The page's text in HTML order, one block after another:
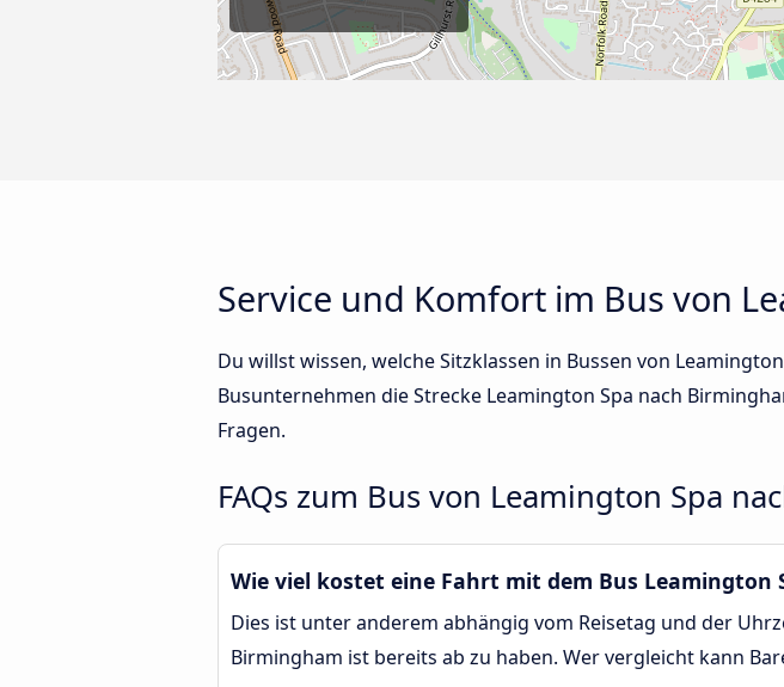
Service und Komfort im Bus von
Du willst wissen, welche Sitzklassen in Bussen von
Busunternehmen die Strecke Leamington Spa nach
Fragen.
FAQs zum Bus von Leamington Spa
Wie viel kostet eine Fahrt mit dem Bus Leamington
Dies ist unter anderem abhängig vom Reisetag und der
Birmingham ist bereits ab zu haben. Wer vergleicht kann